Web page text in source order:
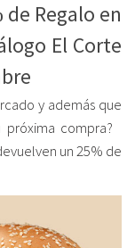
Regalo en
El Corte
y además que
compra?
un 25% de